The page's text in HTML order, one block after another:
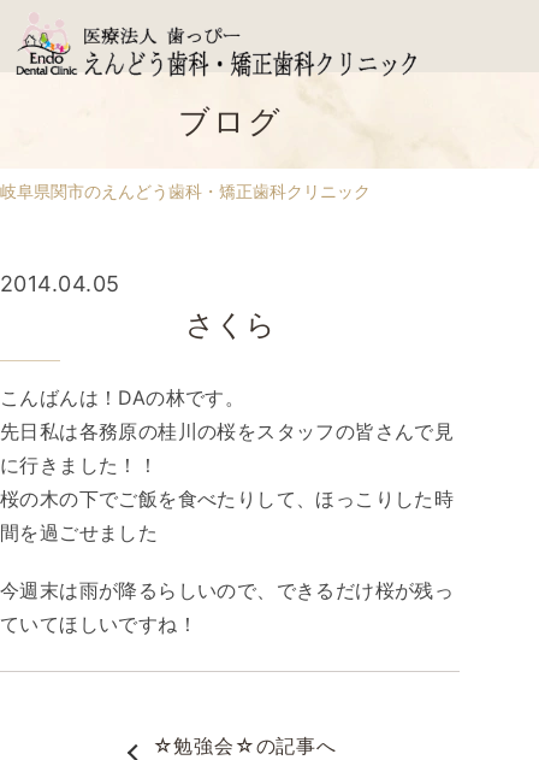
ブログ
岐阜県関市のえんどう歯科・矯正歯科クリニック
さくら
2014.04.05
こんばんは！DAの林です。
先日私は各務原の桂川の桜をスタッフの皆さんで見
に行きました！！
桜の木の下でご飯を食べたりして、ほっこりした時
間を過ごせました
今週末は雨が降るらしいので、できるだけ桜が残っ
ていてほしいですね！
☆勉強会☆の記事へ